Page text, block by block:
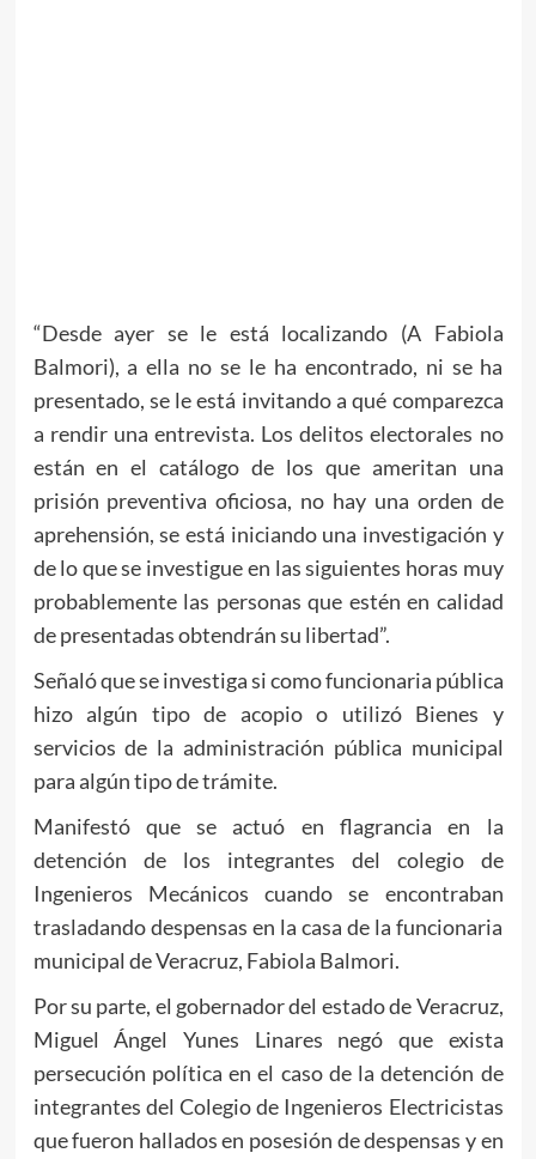
“Desde ayer se le está localizando (A Fabiola
Balmori), a ella no se le ha encontrado, ni se ha
presentado, se le está invitando a qué comparezca
a rendir una entrevista. Los delitos electorales no
están en el catálogo de los que ameritan una
prisión preventiva oficiosa, no hay una orden de
aprehensión, se está iniciando una investigación y
de lo que se investigue en las siguientes horas muy
probablemente las personas que estén en calidad
de presentadas obtendrán su libertad”.
Señaló que se investiga si como funcionaria pública
hizo algún tipo de acopio o utilizó Bienes y
servicios de la administración pública municipal
para algún tipo de trámite.
Manifestó que se actuó en flagrancia en la
detención de los integrantes del colegio de
Ingenieros Mecánicos cuando se encontraban
trasladando despensas en la casa de la funcionaria
municipal de Veracruz, Fabiola Balmori.
Por su parte, el gobernador del estado de Veracruz,
Miguel Ángel Yunes Linares negó que exista
persecución política en el caso de la detención de
integrantes del Colegio de Ingenieros Electricistas
que fueron hallados en posesión de despensas y en